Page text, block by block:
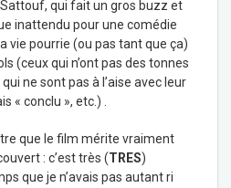
qui fait un gros buzz et
inattendu pour une comédie
vie pourrie (ou pas tant que ça)
(ceux qui n’ont pas des tonnes
ne sont pas à l’aise avec leur
« conclu », etc.) .
que le film mérite vraiment
: c’est très (TRES)
que je n’avais pas autant ri